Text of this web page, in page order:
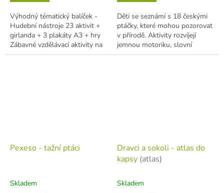
Výhodný tématický balíček -
Hudební nástroje 23 aktivit +
girlanda + 3 plakáty A3 + hry
Zábavné vzdělávací aktivity na
téma ptáci. S aktivitami...
Děti se seznámí s 18 českými
ptáčky, které mohou pozorovat
v přírodě. Aktivity rozvíjejí
jemnou motoriku, slovní
zásobu, komunikaci, logické...
Pexeso - tažní ptáci
Skladem
Dravci a sokoli - atlas do
kapsy (atlas)
Skladem